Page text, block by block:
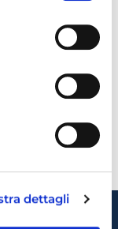
dettagli
Privacy Policy